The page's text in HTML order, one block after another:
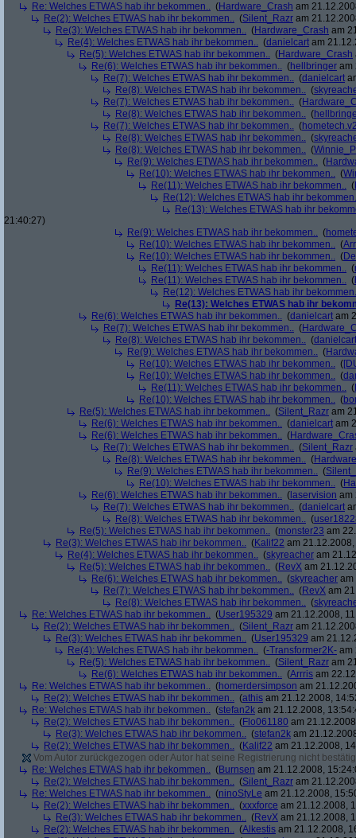
Re: Welches ETWAS hab ihr bekommen.. (Hardware_Crash am
Re(2): Welches ETWAS hab ihr bekommen.. (Silent_Razr am
Re(3): Welches ETWAS hab ihr bekommen.. (Hardware_Crash am
Re(4): Welches ETWAS hab ihr bekommen.. (danielcart am
Re(5): Welches ETWAS hab ihr bekommen.. (Hardware_Crash
Re(6): Welches ETWAS hab ihr bekommen.. (hellbringer am
Re(7): Welches ETWAS hab ihr bekommen.. (danielcart
Re(8): Welches ETWAS hab ihr bekommen.. (
Re(7): Welches ETWAS hab ihr bekommen.. (
Re(8): Welches ETWAS hab ihr bekommen.. (
Re(7): Welches ETWAS hab ihr bekommen.. (
Re(8): Welches ETWAS hab ihr bekommen.. (
Re(8): Welches ETWAS hab ihr bekommen.. (
Re(9): Welches ETWAS hab ihr bekommen.. (
Re(10): Welches ETWAS hab ihr bekommen.. (
Re(11): Welches ETWAS hab ihr bekommen.. (
Re(12): Welches ETWAS hab ihr
Re(13): Welches ETWAS hab ihr
21:40:27)
Re(9): Welches ETWAS hab ihr bekommen.. (
Re(10): Welches ETWAS hab ihr bekommen.. (
Re(10): Welches ETWAS hab ihr bekommen.. (
Re(11): Welches ETWAS hab ihr bekommen.. (
Re(11): Welches ETWAS hab ihr bekommen.. (
Re(12): Welches ETWAS hab ihr
Re(13): Welches ETWAS hab ihr
Re(6): Welches ETWAS hab ihr bekommen.. (danielcart am
Re(7): Welches ETWAS hab ihr bekommen.. (
Re(8): Welches ETWAS hab ihr bekommen.. (danielcart
Re(9): Welches ETWAS hab ihr bekommen.. (
Re(10): Welches ETWAS hab ihr bekommen.. (
Re(10): Welches ETWAS hab ihr bekommen.. (
Re(11): Welches ETWAS hab ihr bekommen.. (
Re(10): Welches ETWAS hab ihr bekommen.. (
Re(5): Welches ETWAS hab ihr bekommen.. (Silent_Razr am
Re(6): Welches ETWAS hab ihr bekommen.. (danielcart am
Re(6): Welches ETWAS hab ihr bekommen.. (
Re(7): Welches ETWAS hab ihr bekommen.. (Silent_Razr
Re(8): Welches ETWAS hab ihr bekommen.. (
Re(9): Welches ETWAS hab ihr bekommen.. (
Re(10): Welches ETWAS hab ihr bekommen.. (
Re(6): Welches ETWAS hab ihr bekommen.. ( laservision am
Re(7): Welches ETWAS hab ihr bekommen.. (danielcart
Re(8): Welches ETWAS hab ihr bekommen.. (
Re(5): Welches ETWAS hab ihr bekommen.. (monster23 am
Re(3): Welches ETWAS hab ihr bekommen.. (Kalif22 am
Re(4): Welches ETWAS hab ihr bekommen.. (skyreacher am
Re(5): Welches ETWAS hab ihr bekommen.. (RevX am
Re(6): Welches ETWAS hab ihr bekommen.. (skyreacher am
Re(7): Welches ETWAS hab ihr bekommen.. (RevX am
Re(8): Welches ETWAS hab ihr bekommen.. (
Re: Welches ETWAS hab ihr bekommen.. (User195329 am 21.12.2008,
Re(2): Welches ETWAS hab ihr bekommen.. (Silent_Razr am
Re(3): Welches ETWAS hab ihr bekommen.. (User195329 am
Re(4): Welches ETWAS hab ihr bekommen.. (-Transformer2K- am
Re(5): Welches ETWAS hab ihr bekommen.. (Silent_Razr am
Re(6): Welches ETWAS hab ihr bekommen.. (Arrris am
Re: Welches ETWAS hab ihr bekommen.. (homerdersimpson am
Re(2): Welches ETWAS hab ihr bekommen.. (athis am 21.12.2008,
Re: Welches ETWAS hab ihr bekommen.. (stefan2k am 21.12.2008,
Re(2): Welches ETWAS hab ihr bekommen.. (Flo061180 am
Re(3): Welches ETWAS hab ihr bekommen.. (stefan2k am
Re(2): Welches ETWAS hab ihr bekommen.. (Kalif22 am 21.12.2008,
Vom Autor zurückgezogen oder Autor hat seine Registrierung nicht
Re: Welches ETWAS hab ihr bekommen.. (Burnsen am 21.12.2008,
Re(2): Welches ETWAS hab ihr bekommen.. (Silent_Razr am
Re: Welches ETWAS hab ihr bekommen.. (ninoStyLe am 21.12.2008,
Re(2): Welches ETWAS hab ihr bekommen.. (xxxforce am 21.12.2008,
Re(3): Welches ETWAS hab ihr bekommen.. (RevX am 21.12.2008,
Re(2): Welches ETWAS hab ihr bekommen.. (Alkestis am 21.12.2008,